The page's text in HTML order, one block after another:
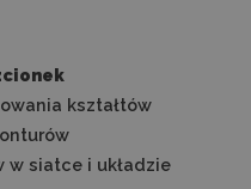
kształtów
w siatce i układzie